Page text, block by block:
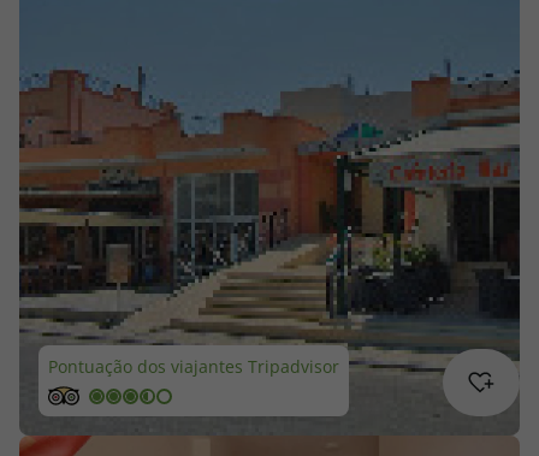
Cruzeiros
Promoções
Especialistas
Cheque Viagem
Rede de Lojas
Blog TopViagens
Pontuação dos viajantes Tripadvisor